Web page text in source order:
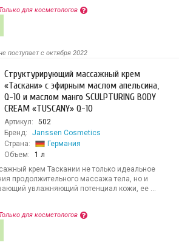
Только для косметологов
поступает c октября 2022
Структурирующий массажный крем
«Таскани» с эфирным маслом апельсина,
Q-10 и маслом манго SCULPTURING BODY
CREAM «TUSCANY» Q-10
Артикул:
502
Бренд:
Janssen Cosmetics
Страна:
Германия
Объем:
1 л
крем Таскании не только идеальное
продолжительного массажа тела, но и
увлажняющий потенциал кожи, ее ...
Только для косметологов